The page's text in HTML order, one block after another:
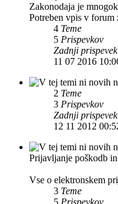
Zakonodaja je
Potreben vpis v forum
4 Teme
5 Prispevkov
Zadnji prispevek
11 07 2016
2 Teme
3 Prispevkov
Zadnji prispevek
12 11 2012
Prijavljanje poškodb
Vse o elektronskem
3 Teme
5 Prispevkov